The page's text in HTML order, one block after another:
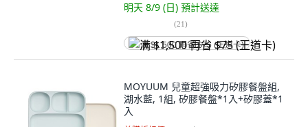
明天 8/9 (日) 預計送達
(21)
满 $1,500 再省 $75 (王道卡)
MOYUUM 兒童超強吸力矽膠餐盤組,
湖水藍, 1組, 矽膠餐盤*1入+矽膠蓋*1
入